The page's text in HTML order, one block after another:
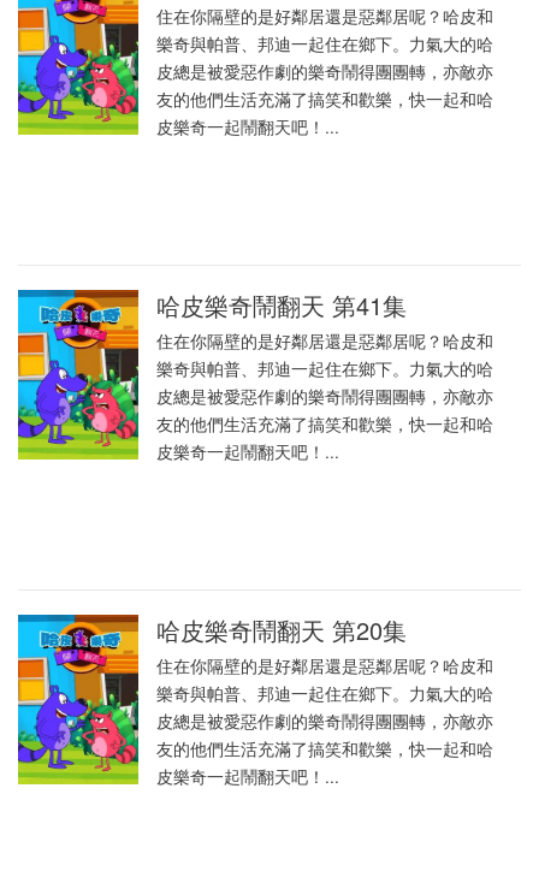
住在你隔壁的是好鄰居還是惡鄰居呢？哈皮和
樂奇與帕普、邦迪一起住在鄉下。力氣大的哈
皮總是被愛惡作劇的樂奇鬧得團團轉，亦敵亦
友的他們生活充滿了搞笑和歡樂，快一起和哈
皮樂奇一起鬧翻天吧！...
哈皮樂奇鬧翻天 第41集
住在你隔壁的是好鄰居還是惡鄰居呢？哈皮和
樂奇與帕普、邦迪一起住在鄉下。力氣大的哈
皮總是被愛惡作劇的樂奇鬧得團團轉，亦敵亦
友的他們生活充滿了搞笑和歡樂，快一起和哈
皮樂奇一起鬧翻天吧！...
哈皮樂奇鬧翻天 第20集
住在你隔壁的是好鄰居還是惡鄰居呢？哈皮和
樂奇與帕普、邦迪一起住在鄉下。力氣大的哈
皮總是被愛惡作劇的樂奇鬧得團團轉，亦敵亦
友的他們生活充滿了搞笑和歡樂，快一起和哈
皮樂奇一起鬧翻天吧！...